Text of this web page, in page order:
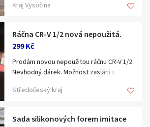
Kraj Vysočina
Ráčna CR-V 1/2 nová nepoužitá.
299 Kč
Prodám novou nepoužitou ráčnu CR-V 1/2
Nevhodný dárek. Možnost zaslání nebo
Středočeský kraj
Sada silikonových forem imitace